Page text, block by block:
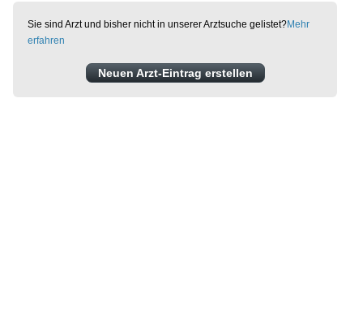
Sie sind Arzt und bisher nicht in unserer Arztsuche gelistet?Mehr
erfahren
Neuen Arzt-Eintrag erstellen